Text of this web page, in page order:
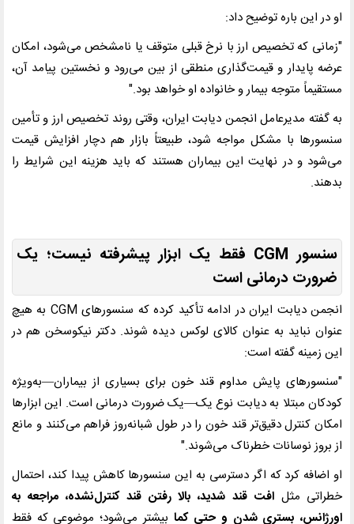
او در این باره توضیح داد:
"زمانی که تخصیص ارز با نرخ قبلی متوقف یا نامشخص می‌شود، امکان
عرضه پایدار و قیمت‌گذاری منطقی از بین می‌رود و نخستین پیامد آن،
مستقیماً متوجه بیمار و خانواده او خواهد بود."
به گفته مدیرعامل انجمن دیابت ایران، وقتی روند تخصیص ارز و تأمین
سنسورها با مشکل مواجه شود، طبیعتاً بازار هم دچار افزایش قیمت
می‌شود و در نهایت این بیماران هستند که باید هزینه این شرایط را
بدهند.
سنسور CGM فقط یک ابزار پیشرفته نیست؛ یک
ضرورت درمانی است
انجمن دیابت ایران در ادامه تأکید کرده که سنسورهایCGM به هیچ
عنوان نباید به عنوان کالای لوکس دیده شوند. دکتر نیکوسخن هم در
این زمینه گفته است:
"سنسورهای پایش مداوم قند خون برای بسیاری از بیماران—به‌ویژه
کودکان مبتلا به دیابت نوع یک—یک ضرورت درمانی است. این ابزارها
امکان کنترل دقیق‌تر قند خون را در طول شبانه‌روز فراهم می‌کنند و مانع
از بروز نوسانات خطرناک می‌شوند."
او اضافه کرد که اگر دسترسی به این سنسورها کاهش پیدا کند، احتمال
خطراتی مثل افت قند شدید، بالا رفتن قند کنترل‌نشده، مراجعه به
اورژانس، بستری شدن و حتی کما بیشتر می‌شود؛ موضوعی که فقط